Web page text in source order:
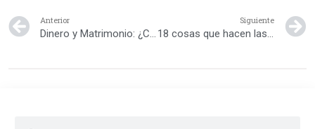
Anterior
Dinero y Matrimonio: ¿Cómo tener una buena gestión en el hogar?
Siguiente
18 cosas que hacen las personas mentalmente fuertes